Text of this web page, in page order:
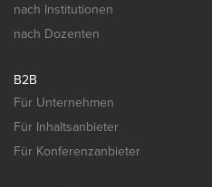
nach Institutionen
nach Dozenten
B2B
Für Unternehmen
Für Inhaltsanbieter
Für Konferenzanbieter